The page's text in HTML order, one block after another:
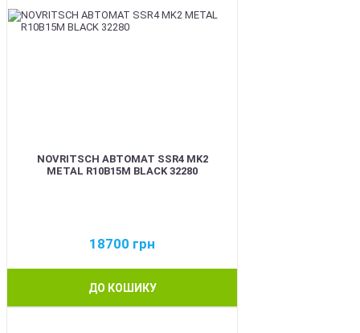
NOVRITSCH АВТОМАТ SSR4 MK2
METAL R10B15M BLACK 32280
18700 грн
ДО КОШИКУ